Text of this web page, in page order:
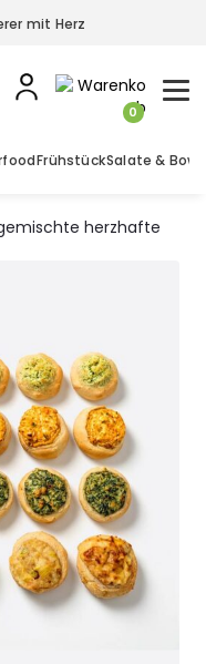
mit Herz
mit Herz
0
FrühstückSalate &
herzhafte